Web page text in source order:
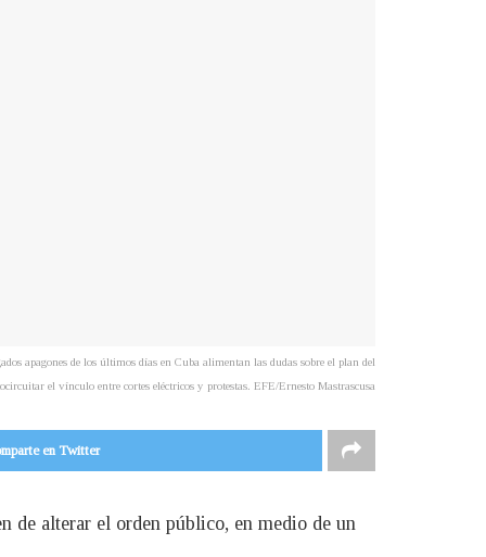
de los últimos días en Cuba alimentan las dudas sobre el plan del
el vínculo entre cortes eléctricos y protestas. EFE/Ernesto Mastrascusa
en Twitter
de alterar el orden público, en medio de un